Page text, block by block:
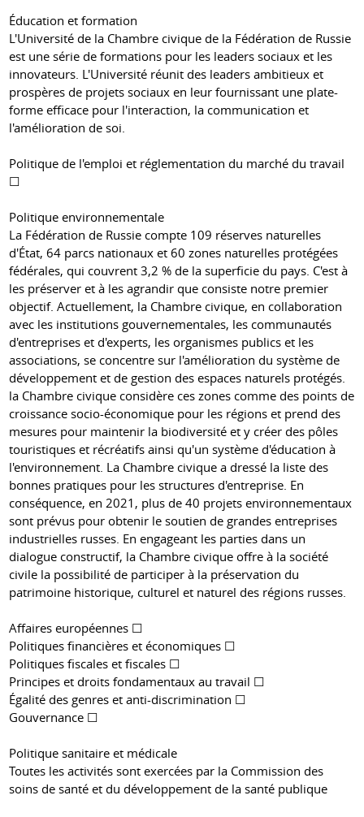
Éducation et formation
L'Université de la Chambre civique de la Fédération de Russie
est une série de formations pour les leaders sociaux et les
innovateurs. L'Université réunit des leaders ambitieux et
prospères de projets sociaux en leur fournissant une plate-
forme efficace pour l'interaction, la communication et
l'amélioration de soi.
Politique de l'emploi et réglementation du marché du travail
☐
Politique environnementale
La Fédération de Russie compte 109 réserves naturelles
d'État, 64 parcs nationaux et 60 zones naturelles protégées
fédérales, qui couvrent 3,2 % de la superficie du pays. C'est à
les préserver et à les agrandir que consiste notre premier
objectif. Actuellement, la Chambre civique, en collaboration
avec les institutions gouvernementales, les communautés
d'entreprises et d'experts, les organismes publics et les
associations, se concentre sur l'amélioration du système de
développement et de gestion des espaces naturels protégés.
la Chambre civique considère ces zones comme des points de
croissance socio-économique pour les régions et prend des
mesures pour maintenir la biodiversité et y créer des pôles
touristiques et récréatifs ainsi qu'un système d'éducation à
l'environnement. La Chambre civique a dressé la liste des
bonnes pratiques pour les structures d'entreprise. En
conséquence, en 2021, plus de 40 projets environnementaux
sont prévus pour obtenir le soutien de grandes entreprises
industrielles russes. En engageant les parties dans un
dialogue constructif, la Chambre civique offre à la société
civile la possibilité de participer à la préservation du
patrimoine historique, culturel et naturel des régions russes.
Affaires européennes ☐
Politiques financières et économiques ☐
Politiques fiscales et fiscales ☐
Principes et droits fondamentaux au travail ☐
Égalité des genres et anti-discrimination ☐
Gouvernance ☐
Politique sanitaire et médicale
Toutes les activités sont exercées par la Commission des
soins de santé et du développement de la santé publique